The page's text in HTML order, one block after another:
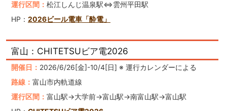
運行区間： 松江しんじ温泉駅⇔雲州平田駅
HP： 2026ビール電車「酔電」
富山：CHITETSUビア電2026
開催日： 2026/6/26[金]-10/4[日] ※ 運行カレンダーによる
路線： 富山市内軌道線
運行区間： 富山駅→大学前→富山駅→南富山駅→富山駅